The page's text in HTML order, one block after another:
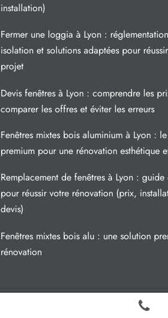
installation)
Fermer une loggia à Lyon :
isolation et solutions adaptées pour
projet
Devis fenêtres à Lyon : comprendre les
comparer les offres et éviter les erreurs
Fenêtres mixtes bois aluminium à Lyon :
premium pour une rénovation esthétique
Remplacement de fenêtres à Lyon :
pour réussir votre rénovation (prix,
devis)
Fenêtres mixtes bois alu : une solution
rénovation